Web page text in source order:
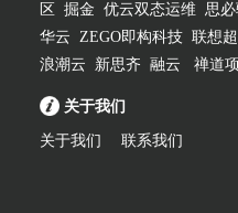
区
掘金 优云双态运维 思
华云 ZEGO即构科技 联想
浪潮云
新思齐 融云 禅道
关于我们
关于我们 联系我们